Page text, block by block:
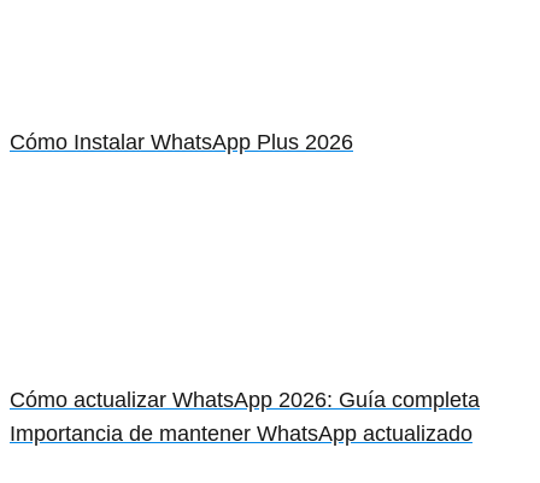
Cómo Instalar WhatsApp Plus 2026
Cómo actualizar WhatsApp 2026: Guía completa
Importancia de mantener WhatsApp actualizado